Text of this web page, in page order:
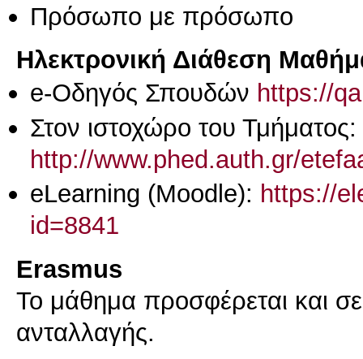
Πρόσωπο με πρόσωπο
Ηλεκτρονική Διάθεση
e-Οδηγός Σπουδών https://
Στον ιστοχώρο του Τμήματος:
http://www.phed.auth.gr/
eLearning (Moodle): https://
id=8841
Erasmus
Το μάθημα προσφέρεται και
ανταλλαγής.